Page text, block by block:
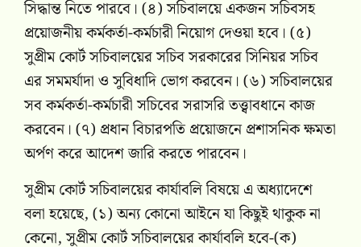
সিদ্ধান্ত নিতে পারবে। (৪) সচিবালয়ে একজন সচিবসহ
প্রয়োজনীয় কর্মকর্তা-কর্মচারী নিয়োগ দেওয়া হবে। (৫)
সুপ্রীম কোর্ট সচিবালয়ের সচিব সরকারের সিনিয়র সচিব
এর সমমর্যাদা ও সুবিধাদি ভোগ করবেন। (৬) সচিবালয়ের
সব কর্মকর্তা-কর্মচারী সচিবের সরাসরি তত্ত্বাবধানে কাজ
করবেন। (৭) প্রধান বিচারপতি প্রয়োজনে প্রশাসনিক ক্ষমতা
অর্পণ করে আদেশ জারি করতে পারবেন।
সুপ্রীম কোর্ট সচিবালয়ের কার্যাবলি বিষয়ে এ অধ্যাদেশে
বলা হয়েছে, (১) অন্য কোনো আইনে যা কিছুই থাকুক না
কেনো, সুপ্রীম কোর্ট সচিবালয়ের কার্যাবলি হবে-(ক)